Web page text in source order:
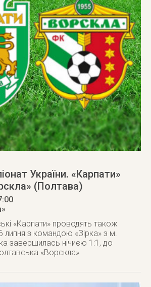
України. «Карпати»
(Полтава)
«Карпати» проводять також
липня з командою «Зірка» з м.
завершилась нічиєю 1:1, до
«Ворскла»